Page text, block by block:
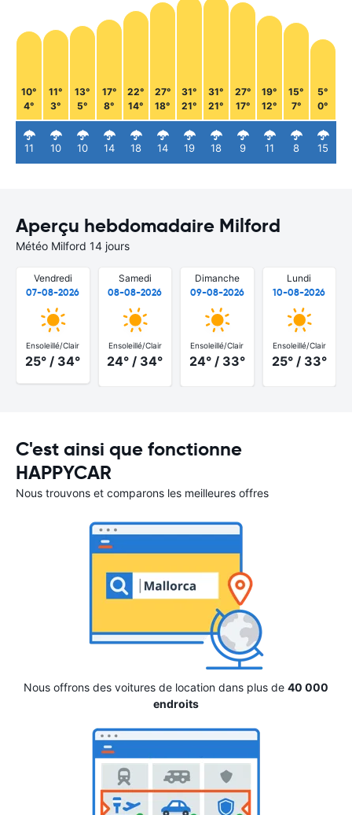
10°
4°
11
11°
3°
10
13°
5°
10
17°
8°
14
22°
14°
18
27°
18°
14
31°
21°
19
31°
21°
18
27°
17°
9
19°
12°
11
15°
7°
8
5°
0°
15
Aperçu hebdomadaire Milford
Météo Milford 14 jours
Vendredi
07-08-2026
Ensoleillé/Clair
25° / 34°
Samedi
08-08-2026
Ensoleillé/Clair
24° / 34°
Dimanche
09-08-2026
Ensoleillé/Clair
24° / 33°
Lundi
10-08-2026
Ensoleillé/Clair
25° / 33°
C'est ainsi que fonctionne
HAPPYCAR
Nous trouvons et comparons les meilleures offres
Nous offrons des voitures de location dans plus de 40 000
endroits